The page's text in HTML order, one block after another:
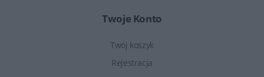
Twoje Konto
Twój koszyk
Rejestracja